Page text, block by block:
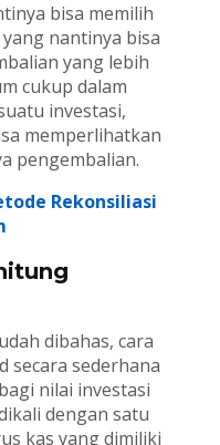
bisa memilih
nantinya bisa
yang lebih
cukup dalam
investasi,
memperlihatkan
pengembalian.
Rekonsiliasi
dibahas, cara
secara sederhana
nilai investasi
dengan satu
kas yang dimiliki